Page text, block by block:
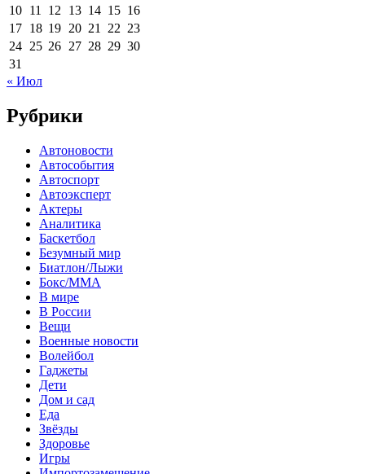
10 11 12 13 14 15 16
17 18 19 20 21 22 23
24 25 26 27 28 29 30
31
« Июл
Рубрики
Автоновости
Автособытия
Автоспорт
Автоэксперт
Актеры
Аналитика
Баскетбол
Безумный мир
Биатлон/Лыжи
Бокс/MMA
В мире
В России
Вещи
Военные новости
Волейбол
Гаджеты
Дети
Дом и сад
Еда
Звёзды
Здоровье
Игры